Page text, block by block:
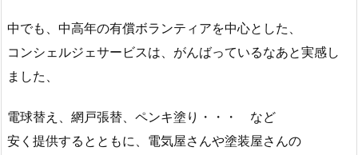
中でも、中高年の有償ボランティアを中心とした、
コンシェルジェサービスは、がんばっているなあと実感し
ました、
電球替え、網戸張替、ペンキ塗り・・・ など
安く提供するとともに、電気屋さんや塗装屋さんの